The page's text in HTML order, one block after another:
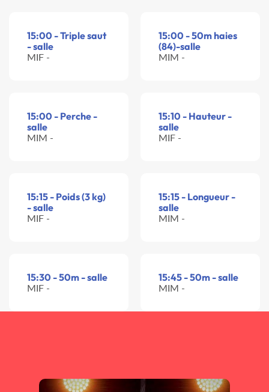
15:00 - Triple saut
- salle
MIF -
15:00 - 50m haies
(84)-salle
MIM -
15:00 - Perche -
salle
MIM -
15:10 - Hauteur -
salle
MIF -
15:15 - Poids (3 kg)
- salle
MIF -
15:15 - Longueur -
salle
MIM -
15:30 - 50m - salle
MIF -
15:45 - 50m - salle
MIM -